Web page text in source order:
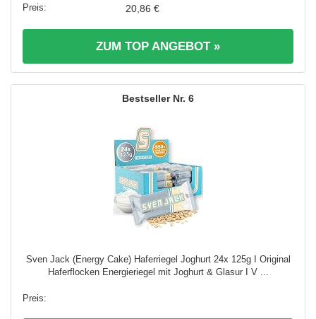
20,86 €
ZUM TOP ANGEBOT »
6
Sven Jack (Energy Cake) Haferriegel Joghurt 24x 125g I Original
Haferflocken Energieriegel mit Joghurt & Glasur I V ...